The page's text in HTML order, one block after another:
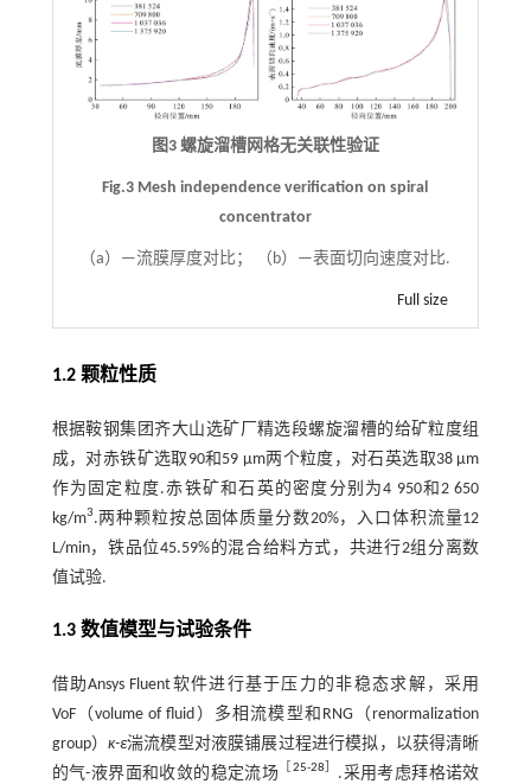
图3 螺旋溜槽网格无关联性验证
Fig.3 Mesh independence verification on spiral
concentrator
（a）—流膜厚度对比； （b）—表面切向速度对比.
Full size
1.2 颗粒性质
根据鞍钢集团齐大山选矿厂精选段螺旋溜槽的给矿粒度组
成，对赤铁矿选取90和59 μm两个粒度，对石英选取38 μm
作为固定粒度.赤铁矿和石英的密度分别为4 950和2 650
kg/m3.两种颗粒按总固体质量分数20%，入口体积流量12
L/min，铁品位45.59%的混合给料方式，共进行2组分离数
值试验.
1.3 数值模型与试验条件
借助Ansys Fluent软件进行基于压力的非稳态求解，采用
VoF（volume of fluid）多相流模型和RNG（renormalization
group） κ-ε湍流模型对液膜铺展过程进行模拟，以获得清晰
的气-液界面和收敛的稳定流场 ［25-28］ .采用考虑拜格诺效